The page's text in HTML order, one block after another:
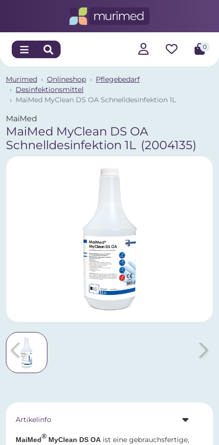
0
Murimed Onlineshop
Pflegebedarf
Desinfektionsmittel
MaiMed MyClean DS OA Schnelldesinfektion 1L
MaiMed
MaiMed MyClean DS OA
Schnelldesinfektion 1L (2004135)
Artikelinfo
MaiMed® MyClean DS OA ist eine gebrauchsfertige,